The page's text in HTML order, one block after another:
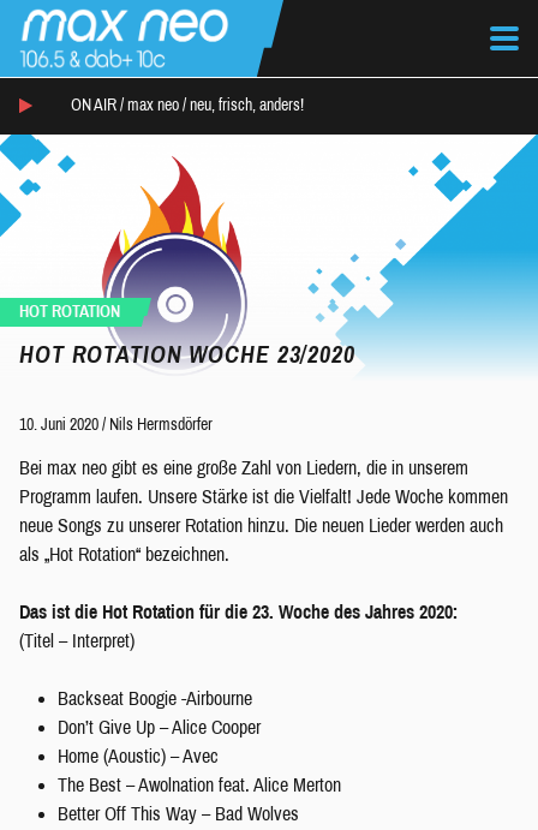
ON AIR / max neo / neu, frisch, anders!
HOT ROTATION
HOT ROTATION WOCHE 23/2020
10. Juni 2020 / Nils Hermsdörfer
Bei max neo gibt es eine große Zahl von Liedern, die in unserem
Programm laufen. Unsere Stärke ist die Vielfalt! Jede Woche kommen
neue Songs zu unserer Rotation hinzu. Die neuen Lieder werden auch
als „Hot Rotation“ bezeichnen.
Das ist die Hot Rotation für die 23. Woche des Jahres 2020:
(Titel – Interpret)
Backseat Boogie -Airbourne
Don’t Give Up – Alice Cooper
Home (Aoustic) – Avec
The Best – Awolnation feat. Alice Merton
Better Off This Way – Bad Wolves